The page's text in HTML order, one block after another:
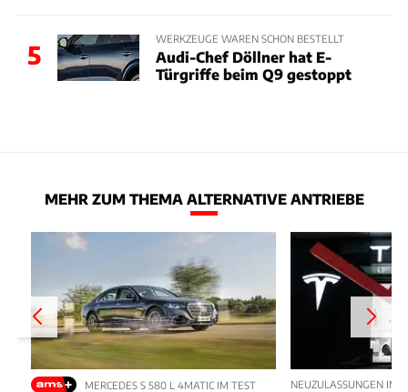
5
WERKZEUGE WAREN SCHON BESTELLT
Audi-Chef Döllner hat E-
Türgriffe beim Q9 gestoppt
MEHR ZUM THEMA ALTERNATIVE ANTRIEBE
MERCEDES S 580 L 4MATIC IM TEST NEUZULASSUNGEN IM